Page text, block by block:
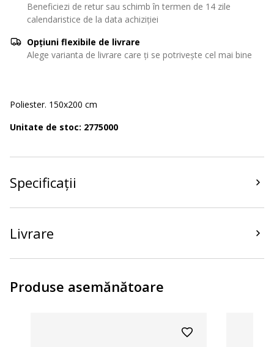
Beneficiezi de retur sau schimb în termen de 14 zile
calendaristice de la data achiziției
Opțiuni flexibile de livrare
Alege varianta de livrare care ți se potrivește cel mai bine
Poliester. 150x200 cm
Unitate de stoc: 2775000
Specificații
Livrare
Produse asemănătoare